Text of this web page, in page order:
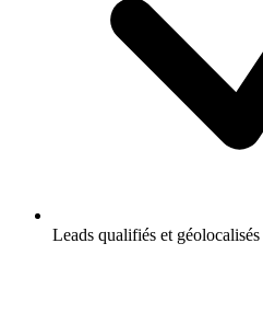
Leads qualifiés et géolocalisés